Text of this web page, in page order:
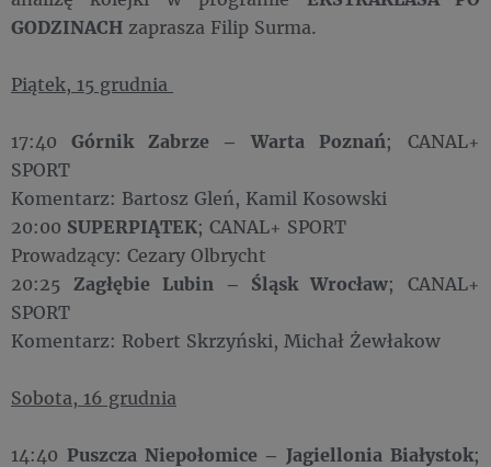
GODZINACH zaprasza Filip Surma.
Piątek, 15 grudnia
17:40 Górnik Zabrze – Warta Poznań; CANAL+
SPORT
Komentarz: Bartosz Gleń, Kamil Kosowski
20:00 SUPERPIĄTEK; CANAL+ SPORT
Prowadzący: Cezary Olbrycht
20:25 Zagłębie Lubin – Śląsk Wrocław; CANAL+
SPORT
Komentarz: Robert Skrzyński, Michał Żewłakow
Sobota, 16 grudnia
14:40 Puszcza Niepołomice – Jagiellonia Białystok;